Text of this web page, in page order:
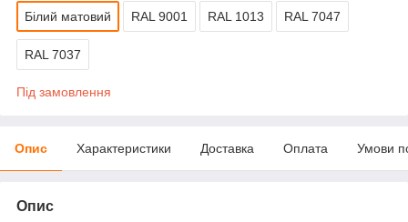
Білий матовий RAL 9001 RAL 1013 RAL 7047
RAL 7037
Під замовлення
Опис Характеристики Доставка Оплата Умови
Опис